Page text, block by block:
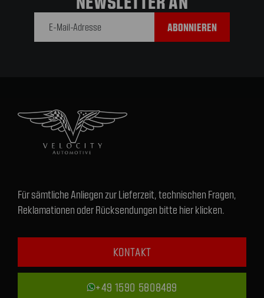
Für sämtliche Anliegen zur Lieferzeit, technischen Fragen,
Reklamationen oder Rücksendungen bitte hier klicken.
KONTAKT
+49 1590 5808489